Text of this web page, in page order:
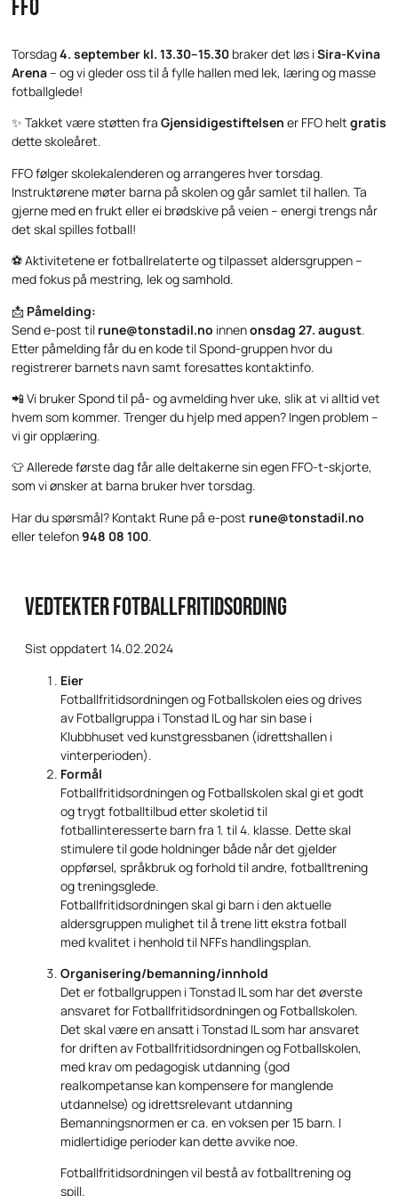
FFO
Torsdag4. september kl. 13.30–15.30 braker det løs iSira-Kvina
Arena– og vi gleder oss til å fylle hallen med lek, læring og masse
fotballglede!
✨ Takket være støtten fra Gjensidigestiftelsen er FFO helt gratis
dette skoleåret.
FFO følger skolekalenderen og arrangeres hver torsdag.
Instruktørene møter barna på skolen og går samlet til hallen. Ta
gjerne med en frukt eller ei brødskive på veien – energi trengs når
det skal spilles fotball!
⚽ Aktivitetene er fotballrelaterte og tilpasset aldersgruppen –
med fokus på mestring, lek og samhold.
📩 Påmelding:
Send e-post til rune@tonstadil.no innenonsdag 27. august.
Etter påmelding får du en kode til Spond-gruppen hvor du
registrerer barnets navn samt foresattes kontaktinfo.
📲 Vi bruker Spond til på- og avmelding hver uke, slik at vi alltid vet
hvem som kommer. Trenger du hjelp med appen? Ingen problem –
vi gir opplæring.
👕 Allerede første dag får alle deltakerne sin egen FFO-t-skjorte,
som vi ønsker at barna bruker hver torsdag.
Har du spørsmål? Kontakt Rune på e-post rune@tonstadil.no
eller telefon948 08 100.
Vedtekter Fotballfritidsording
Sist oppdatert 14.02.2024
Eier
Fotballfritidsordningen og Fotballskolen eies og drives
av Fotballgruppa i Tonstad IL og har sin base i
Klubbhuset ved kunstgressbanen (idrettshallen i
vinterperioden).
Formål
Fotballfritidsordningen og Fotballskolen skal gi et godt
og trygt fotballtilbud etter skoletid til
fotballinteresserte barn fra 1. til 4. klasse. Dette skal
stimulere til gode holdninger både når det gjelder
oppførsel, språkbruk og forhold til andre, fotballtrening
og treningsglede.
Fotballfritidsordningen skal gi barn i den aktuelle
aldersgruppen mulighet til å trene litt ekstra fotball
med kvalitet i henhold til NFFs handlingsplan.
Organisering/bemanning/innhold
Det er fotballgruppen i Tonstad IL som har det øverste
ansvaret for Fotballfritidsordningen og Fotballskolen.
Det skal være en ansatt i Tonstad IL som har ansvaret
for driften av Fotballfritidsordningen og Fotballskolen,
med krav om pedagogisk utdanning (god
realkompetanse kan kompensere for manglende
utdannelse) og idrettsrelevant utdanning
Bemanningsnormen er ca. en voksen per 15 barn. I
midlertidige perioder kan dette avvike noe.
Fotballfritidsordningen vil bestå av fotballtrening og
spill.